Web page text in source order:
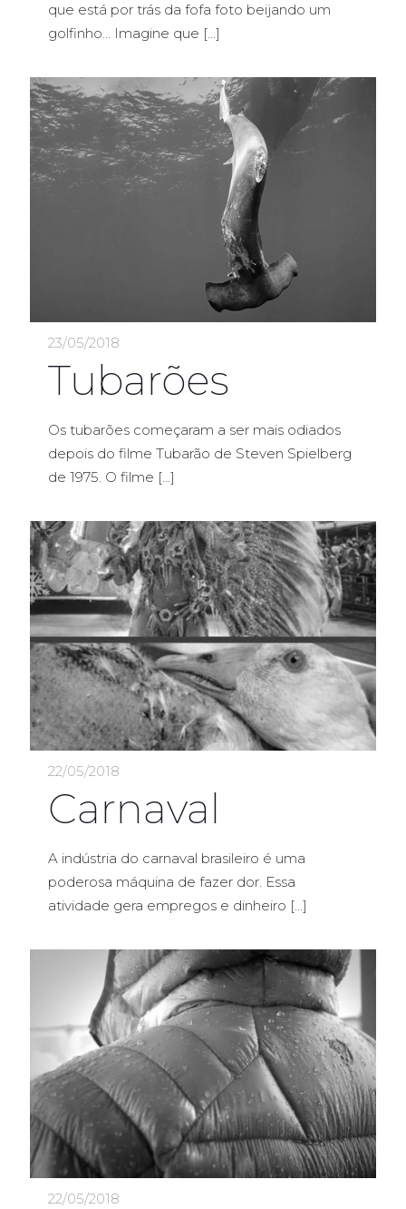
que está por trás da fofa foto beijando um
golfinho… Imagine que […]
23/05/2018
Tubarões
Os tubarões começaram a ser mais odiados
depois do filme Tubarão de Steven Spielberg
de 1975. O filme […]
22/05/2018
Carnaval
A indústria do carnaval brasileiro é uma
poderosa máquina de fazer dor. Essa
atividade gera empregos e dinheiro […]
22/05/2018